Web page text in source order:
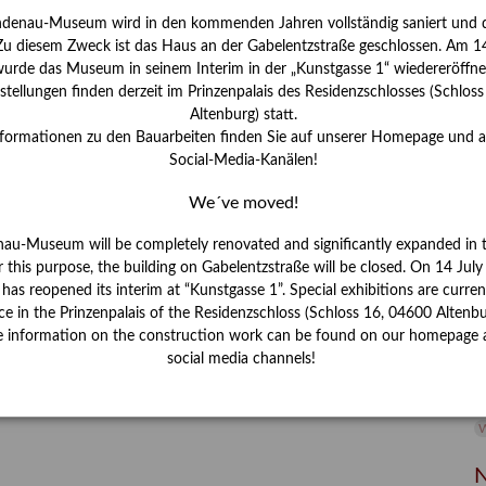
Museum wird in den kommenden Jahren vollständig saniert und
diesem Zweck ist das Haus an der Gabelentzstraße geschlossen. Am
das Museum in seinem Interim in der „Kunstgasse 1“
finden derzeit im Prinzenpalais des Residenzschlosses
Altenburg) statt.
zu den Bauarbeiten finden Sie auf unserer Homepage und
Social-Media-Kanälen!
We´ve moved!
Museum will be completely renovated and significantly expanded in
this purpose, the building on Gabelentzstraße will be closed. On 14
reopened its interim at “Kunstgasse 1”. Special exhibitions are
in the Prinzenpalais of the Residenzschloss (Schloss 16, 04600
information on the construction work can be found on our homepage
social media channels!